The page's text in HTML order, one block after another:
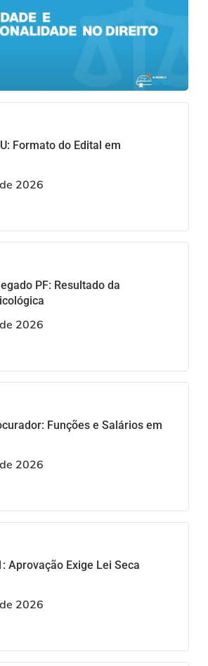
Formato do Edital em
2026
PF: Resultado da
2026
Funções e Salários em
2026
Aprovação Exige Lei Seca
2026